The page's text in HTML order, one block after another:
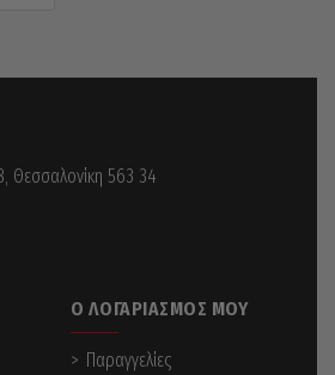
Θεσσαλονίκη 563 34
Ο ΛΟΓΑΡΙΑΣΜΌΣ ΜΟΥ
Παραγγελίες